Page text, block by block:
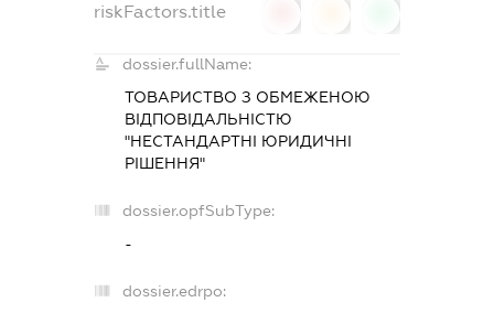
riskFactors.title
dossier.fullName:
ТОВАРИСТВО З ОБМЕЖЕНОЮ
ВІДПОВІДАЛЬНІСТЮ
"НЕСТАНДАРТНІ ЮРИДИЧНІ
РІШЕННЯ"
dossier.opfSubType:
-
dossier.edrpo: